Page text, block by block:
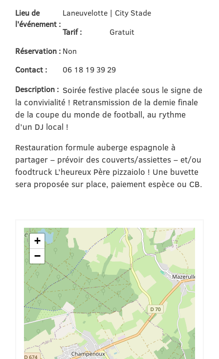
Lieu de
l'événement :
Laneuvelotte | City Stade
Tarif :
Gratuit
Réservation : Non
Contact :
06 18 19 39 29
Description : Soirée festive placée sous le signe de
la convivialité ! Retransmission de la demie finale
de la coupe du monde de football, au rythme
d’un DJ local !
Restauration formule auberge espagnole à
partager – prévoir des couverts/assiettes – et/ou
foodtruck L’heureux Père pizzaiolo ! Une buvette
sera proposée sur place, paiement espèce ou CB.
+
−